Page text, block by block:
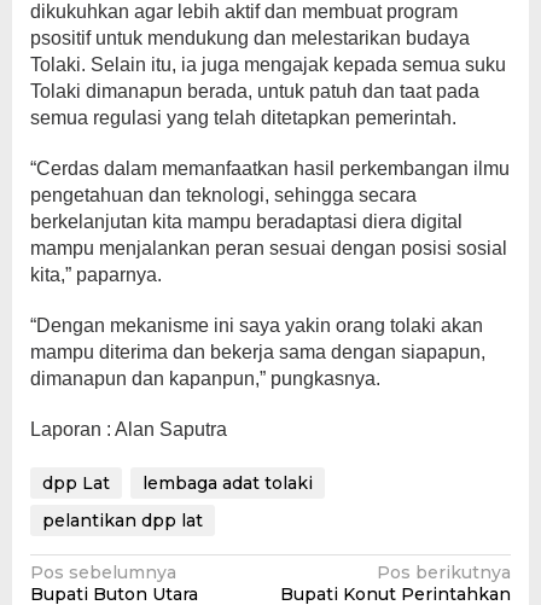
dikukuhkan agar lebih aktif dan membuat program
psositif untuk mendukung dan melestarikan budaya
Tolaki. Selain itu, ia juga mengajak kepada semua suku
Tolaki dimanapun berada, untuk patuh dan taat pada
semua regulasi yang telah ditetapkan pemerintah.
“Cerdas dalam memanfaatkan hasil perkembangan ilmu
pengetahuan dan teknologi, sehingga secara
berkelanjutan kita mampu beradaptasi diera digital
mampu menjalankan peran sesuai dengan posisi sosial
kita,” paparnya.
“Dengan mekanisme ini saya yakin orang tolaki akan
mampu diterima dan bekerja sama dengan siapapun,
dimanapun dan kapanpun,” pungkasnya.
Laporan : Alan Saputra
dpp Lat
lembaga adat tolaki
pelantikan dpp lat
Navigasi
Pos sebelumnya
Bupati Buton Utara
Pos berikutnya
Bupati Konut Perintahkan